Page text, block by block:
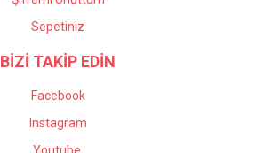
Sepetiniz
BİZİ TAKİP EDİN
Facebook
Instagram